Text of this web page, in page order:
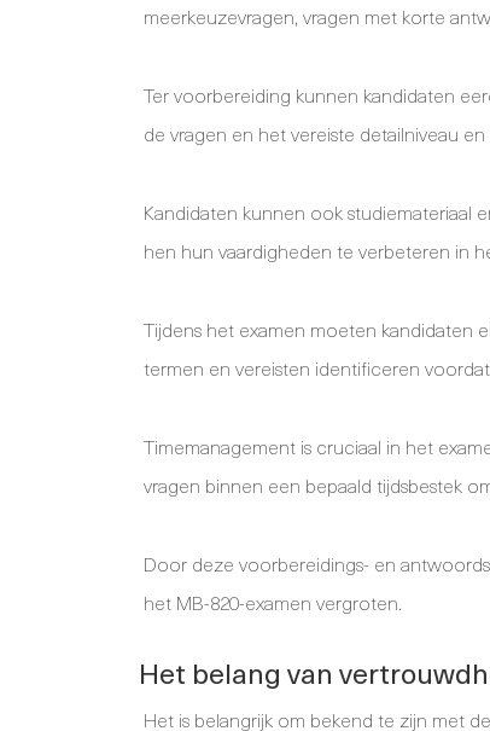
meerkeuzevragen, vragen met korte
Ter voorbereiding kunnen kandidaten
de vragen en het vereiste detailniveau
Kandidaten kunnen ook studiemateriaal
hen hun vaardigheden te verbeteren in
Tijdens het examen moeten kandidaten
termen en vereisten identificeren
Timemanagement is cruciaal in het
vragen binnen een bepaald tijdsbestek
Door deze voorbereidings- en
het MB-820-examen vergroten.
Het belang van
Het is belangrijk om bekend te zijn met